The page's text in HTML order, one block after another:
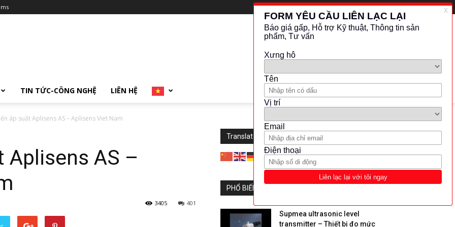
TIN TỨC-CÔNG NGHỆ LIÊN HỆ
áp suất Aplisens AS – Aplisens Viet Nam
Aplisens AS –
401
3405
Translate this website
PHỔ BIẾN
Supmea ultrasonic level
transmitter – Thiết bị đo mức